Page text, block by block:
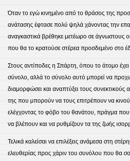
Όταν το εγώ κινημένο από το θράσος της
ανάτασης έφτασε πολύ ψηλά χάνοντας την
αναγκαστικά βρέθηκε μετέωρο σε άγνωστους
που θα το κρατούσε στέρεα προσδεμένο στο
Στους αντίποδες η Σπάρτη, όπου το άτομο έχει
σύνολο, αλλά το σύνολο αυτό μπορεί να
διαμορφώσει και αναπτύξει τους
της που μπορούν να τους επιτρέπουν να
ελέγχοντας το φόβο του θανάτου, πράγμα που
να βλέπουν και να ρυθμίζουν τα της ζωής
Τελικά καλείσαι να επιλέξεις ανάμεσα στη
ελευθερίας προς χάριν του συνόλου που θα